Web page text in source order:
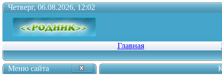
Четверг, 06.08.2026, 12:02
Главная
Меню сайта